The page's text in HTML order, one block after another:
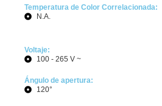
Temperatura de Color Correlacionada:
N.A.
Voltaje:
100 - 265 V ~
Ángulo de apertura:
120°